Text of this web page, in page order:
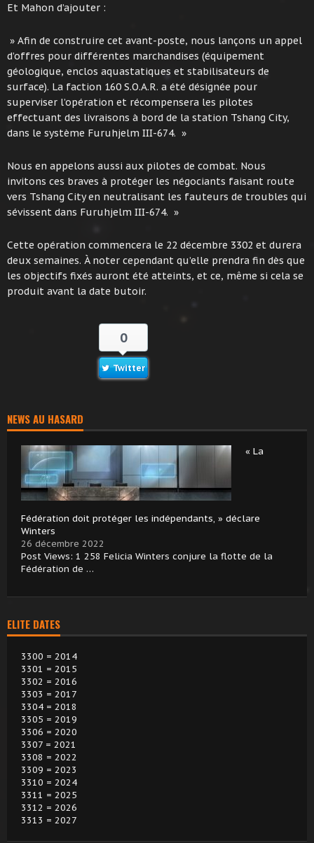
Et Mahon d’ajouter :
» Afin de construire cet avant-poste, nous lançons un appel
d’offres pour différentes marchandises (équipement
géologique, enclos aquastatiques et stabilisateurs de
surface). La faction 160 S.O.A.R. a été désignée pour
superviser l’opération et récompensera les pilotes
effectuant des livraisons à bord de la station Tshang City,
dans le système Furuhjelm III-674. »
Nous en appelons aussi aux pilotes de combat. Nous
invitons ces braves à protéger les négociants faisant route
vers Tshang City en neutralisant les fauteurs de troubles qui
sévissent dans Furuhjelm III-674. »
Cette opération commencera le 22 décembre 3302 et durera
deux semaines. À noter cependant qu’elle prendra fin dès que
les objectifs fixés auront été atteints, et ce, même si cela se
produit avant la date butoir.
0
Twitter
NEWS AU HASARD
« La
Fédération doit protéger les indépendants, » déclare
Winters
26 décembre 2022
Post Views: 1 258 Felicia Winters conjure la flotte de la
Fédération de …
ELITE DATES
3300 = 2014
3301 = 2015
3302 = 2016
3303 = 2017
3304 = 2018
3305 = 2019
3306 = 2020
3307 = 2021
3308 = 2022
3309 = 2023
3310 = 2024
3311 = 2025
3312 = 2026
3313 = 2027